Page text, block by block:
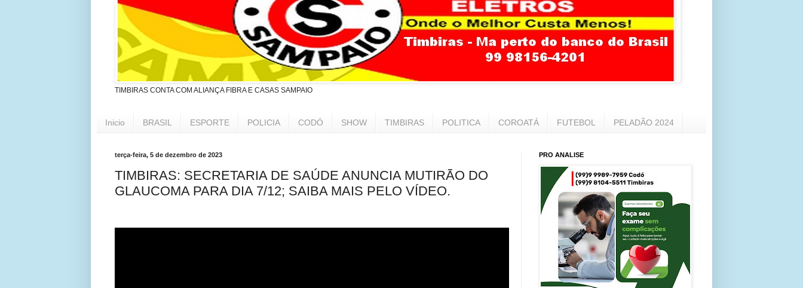
TIMBIRAS CONTA COM ALIANÇA FIBRA E CASAS SAMPAIO
Inicio BRASIL ESPORTE POLICIA CODÓ SHOW TIMBIRAS POLITICA COROATÁ FUTEBOL PELADÃO 2024
terça-feira, 5 de dezembro de 2023
TIMBIRAS: SECRETARIA DE SAÚDE ANUNCIA MUTIRÃO DO
GLAUCOMA PARA DIA 7/12; SAIBA MAIS PELO VÍDEO.
PRO ANALISE